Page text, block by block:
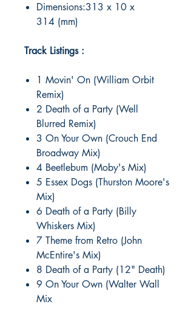
Dimensions:313 x 10 x
314 (mm)
Track Listings :
1 Movin' On (William Orbit
Remix)
2 Death of a Party (Well
Blurred Remix)
3 On Your Own (Crouch End
Broadway Mix)
4 Beetlebum (Moby's Mix)
5 Essex Dogs (Thurston Moore's
Mix)
6 Death of a Party (Billy
Whiskers Mix)
7 Theme from Retro (John
McEntire's Mix)
8 Death of a Party (12" Death)
9 On Your Own (Walter Wall
Mix